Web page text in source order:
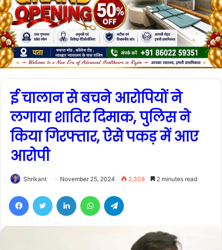
ई चालान से बचने आरोपियों ने
लगाया शातिर दिमाक, पुलिस ने
किया गिरफ्तार, ऐसे पकड़ में आए
आरोपी
Shrikant November 25, 2024 2,308 2 minutes read